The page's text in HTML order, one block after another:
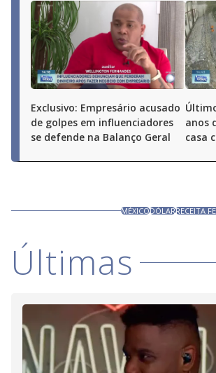
Exclusivo: Empresário acusado
de golpes em influenciadores
se defende na Balanço Geral
anos
casa
MÉXICODÓLARRECEITA
Últimas